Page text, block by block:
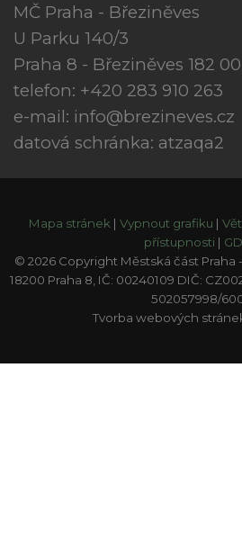
MČ Praha - Březiněves
U Parku 140/3
Praha 8 - Březiněves 182 00
telefon: +420 283 910 263
e-mail: info@brezineves.cz
datová schránka: atzaqa2
Mapa stránek | Vypnout grafiku |
přístupnosti |
© 2026 Copyright Městská část Praha
18200 Praha 8, IČ: 00240109 DIČ:
502057998/
Tvorba webových